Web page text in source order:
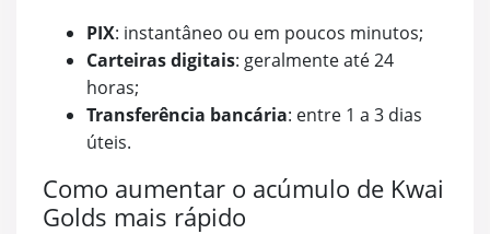
PIX: instantâneo ou em poucos minutos;
Carteiras digitais: geralmente até 24
horas;
Transferência bancária: entre 1 a 3 dias
úteis.
Como aumentar o acúmulo de Kwai
Golds mais rápido